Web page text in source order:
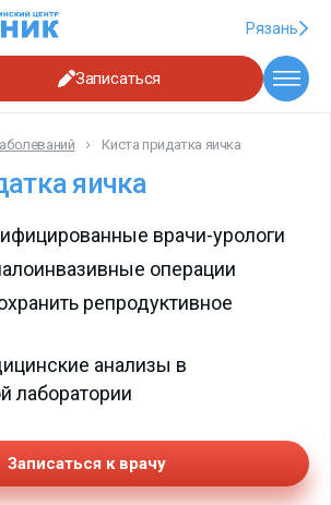
Рязань
Записаться
Киста придатка яичка
яичка
врачи-урологи
операции
репродуктивное
анализы в
лаборатории
Записаться к врачу